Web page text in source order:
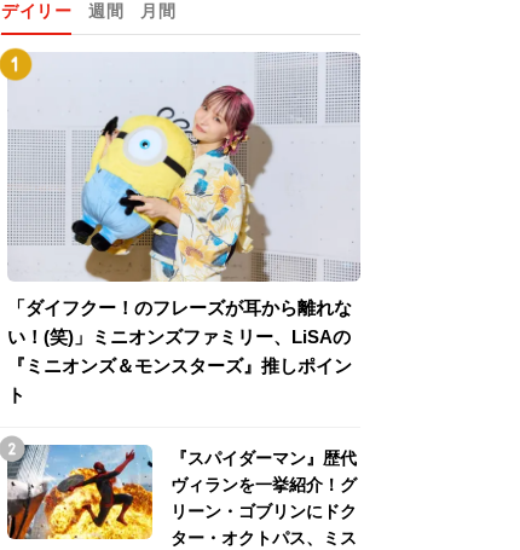
デイリー 週間 月間
「ダイフクー！のフレーズが耳から離れな
い！(笑)」ミニオンズファミリー、LiSAの
『ミニオンズ＆モンスターズ』推しポイン
ト
『スパイダーマン』歴代
ヴィランを一挙紹介！グ
リーン・ゴブリンにドク
ター・オクトパス、ミス